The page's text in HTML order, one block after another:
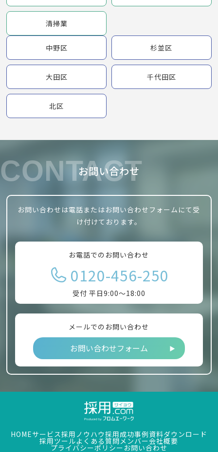
清掃業
中野区 杉並区
大田区 千代田区
北区
お問い合わせ
CONTACT
お問い合わせは電話またはお問い合わせフォームにて受
け付けております。
お電話でのお問い合わせ
0120-456-250
受付 平日9:00～18:00
メールでのお問い合わせ
お問い合わせフォーム
HOMEサービス採用ノウハウ採用成功事例資料ダウンロード
採用ツールよくある質問メンバー会社概要
プライバシーポリシー お問い合わせ